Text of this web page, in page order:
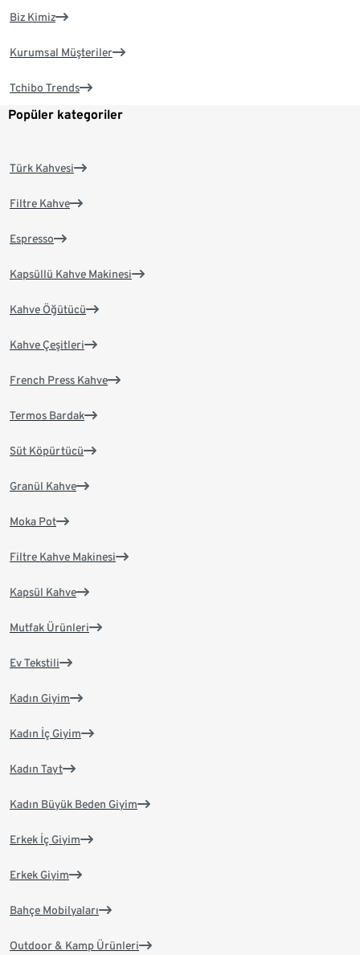
Biz Kimiz
Kurumsal Müşteriler
Tchibo Trends
Popüler kategoriler
Türk Kahvesi
Filtre Kahve
Espresso
Kapsüllü Kahve Makinesi
Kahve Öğütücü
Kahve Çeşitleri
French Press Kahve
Termos Bardak
Süt Köpürtücü
Granül Kahve
Moka Pot
Filtre Kahve Makinesi
Kapsül Kahve
Mutfak Ürünleri
Ev Tekstili
Kadın Giyim
Kadın İç Giyim
Kadın Tayt
Kadın Büyük Beden Giyim
Erkek İç Giyim
Erkek Giyim
Bahçe Mobilyaları
Outdoor & Kamp Ürünleri